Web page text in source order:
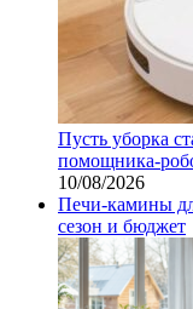
Пусть уборка
10/08/2026
Печи-камины
сезон и бюджет